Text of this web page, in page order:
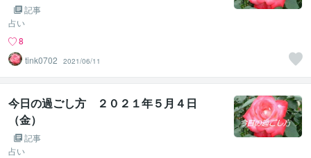
記事
占い
8
tink0702
2021/06/11
今日の過ごし方 ２０２１年５月４日
（金）
記事
占い